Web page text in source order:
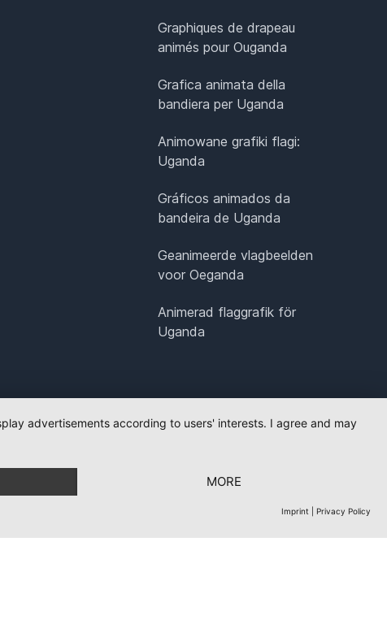
Graphiques de drapeau
animés pour Ouganda
Grafica animata della
bandiera per Uganda
Animowane grafiki flagi:
Uganda
Gráficos animados da
bandeira de Uganda
Geanimeerde vlagbeelden
voor Oeganda
Animerad flaggrafik för
Uganda
advertisements according to users' interests. I agree and may
MORE
Imprint Privacy Policy